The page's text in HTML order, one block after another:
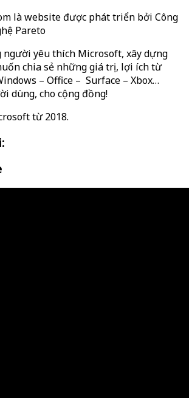
là website được phát triển bởi Công
Pareto
yêu thích Microsoft, xây dựng
chia sẻ những giá trị, lợi ích từ
– Office – Surface – Xbox…
dùng, cho cộng đồng!
từ 2018.